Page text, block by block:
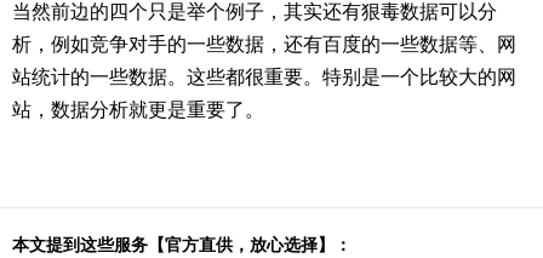
当然前边的四个只是举个例子，其实还有狠毒数据可以分
析，例如竞争对手的一些数据，还有百度的一些数据等、网
站统计的一些数据。这些都很重要。特别是一个比较大的网
站，数据分析就更是重要了。
本文提到这些服务【官方直供，放心选择】：